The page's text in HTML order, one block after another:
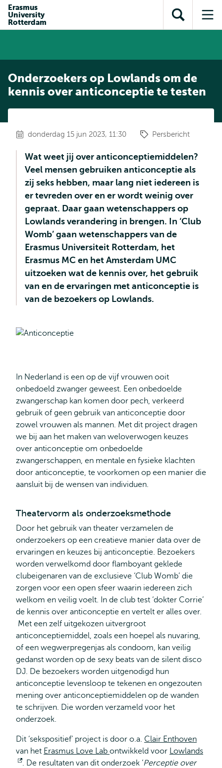
inhoud
Direct naar
subnavigatie
Erasmus
University
Rotterdam
Toon
zoekveld
Onderzoekers op Lowlands om de
kennis over anticonceptie te testen
donderdag 15 jun 2023, 11:30 Persbericht
Wat weet jij over anticonceptiemiddelen?
Veel mensen gebruiken anticonceptie als
zij seks hebben, maar lang niet iedereen is
er tevreden over en er wordt weinig over
gepraat. Daar gaan wetenschappers op
Lowlands verandering in brengen. In ‘Club
Womb’ gaan wetenschappers van de
Erasmus Universiteit Rotterdam, het
Erasmus MC en het Amsterdam UMC
uitzoeken wat de kennis over, het gebruik
van en de ervaringen met anticonceptie is
van de bezoekers op Lowlands.
In Nederland is een op de vijf vrouwen ooit
onbedoeld zwanger geweest. Een onbedoelde
zwangerschap kan komen door pech, verkeerd
gebruik of geen gebruik van anticonceptie door
zowel vrouwen als mannen. Met dit project dragen
we bij aan het maken van weloverwogen keuzes
over anticonceptie om onbedoelde
zwangerschappen, en mentale en fysieke klachten
door anticonceptie, te voorkomen op een manier die
aansluit bij de wensen van individuen.
Theatervorm als onderzoeksmethode
Door het gebruik van theater verzamelen de
onderzoekers op een creatieve manier data over de
ervaringen en keuzes bij anticonceptie. Bezoekers
worden verwelkomd door flamboyant geklede
clubeigenaren van de exclusieve ‘Club Womb’ die
zorgen voor een open sfeer waarin iedereen zich
welkom en veilig voelt. In de club test ‘dokter Corrie’
de kennis over anticonceptie en vertelt er alles over.
Met een zelf uitgekozen uitvergroot
anticonceptiemiddel, zoals een hoepel als nuvaring,
of een wegwerpregenjas als condoom, kan veilig
gedanst worden op de sexy beats van de silent disco
DJ. De bezoekers worden uitgenodigd hun
anticonceptie levensloop te tekenen en ongezouten
mening over anticonceptiemiddelen op de wanden
te schrijven. Die worden verzameld voor het
onderzoek.
Dit ‘sekspositief’ project is door o.a. Clair Enthoven
van het Erasmus Love Lab ontwikkeld voor Lowlands
Opent
. De resultaten van dit onderzoek ‘Perceptie over